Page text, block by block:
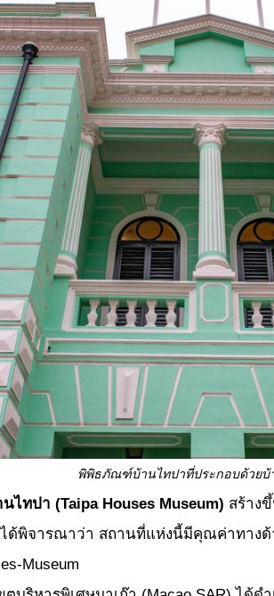
พิพิธภัณฑ์บ้านไทปาที่ประกอบด้วยบ้
ไทปา (Taipa Houses Museum) สร้าง
ด้พิจารณาว่า สถานที่แห่งนี้มีคุณค่าทาง
Museum